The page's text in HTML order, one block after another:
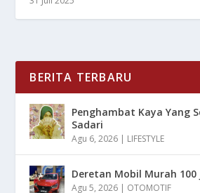
BERITA TERBARU
Penghambat Kaya Yang
Sadari
Agu 6, 2026 | LIFESTYLE
Deretan Mobil Murah 100
Agu 5, 2026 | OTOMOTIF